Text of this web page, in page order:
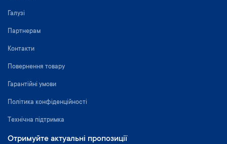
Галузі
Партнерам
Контакти
Повернення товару
Гарантійні умови
Політика конфіденційності
Технічна підтримка
Отримуйте актуальні пропозиції